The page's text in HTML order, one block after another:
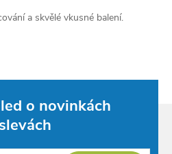
a skvělé vkusné balení.
o novinkách